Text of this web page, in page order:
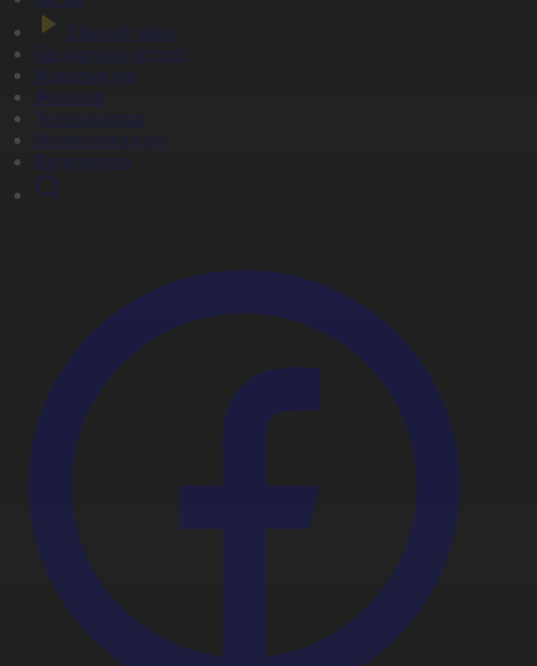
Тікелей эфир
Бағдарлама кестесі
Жаңалықтар
Жобалар
Телехикаялар
Мультсериалдар
Видеоархив